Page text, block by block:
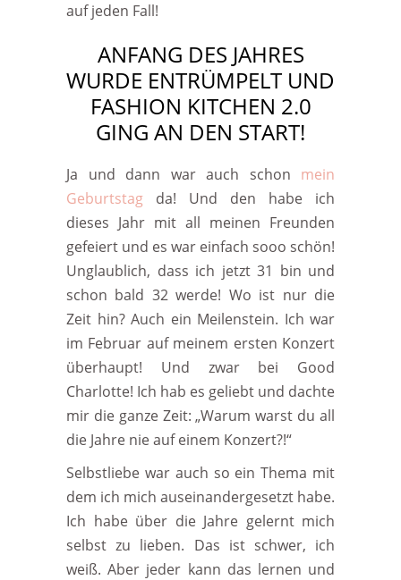
auf jeden Fall!
ANFANG DES JAHRES
WURDE ENTRÜMPELT UND
FASHION KITCHEN 2.0
GING AN DEN START!
Ja und dann war auch schon mein
Geburtstag da! Und den habe ich
dieses Jahr mit all meinen Freunden
gefeiert und es war einfach sooo schön!
Unglaublich, dass ich jetzt 31 bin und
schon bald 32 werde! Wo ist nur die
Zeit hin? Auch ein Meilenstein. Ich war
im Februar auf meinem ersten Konzert
überhaupt! Und zwar bei Good
Charlotte! Ich hab es geliebt und dachte
mir die ganze Zeit: „Warum warst du all
die Jahre nie auf einem Konzert?!“
Selbstliebe war auch so ein Thema mit
dem ich mich auseinandergesetzt habe.
Ich habe über die Jahre gelernt mich
selbst zu lieben. Das ist schwer, ich
weiß. Aber jeder kann das lernen und